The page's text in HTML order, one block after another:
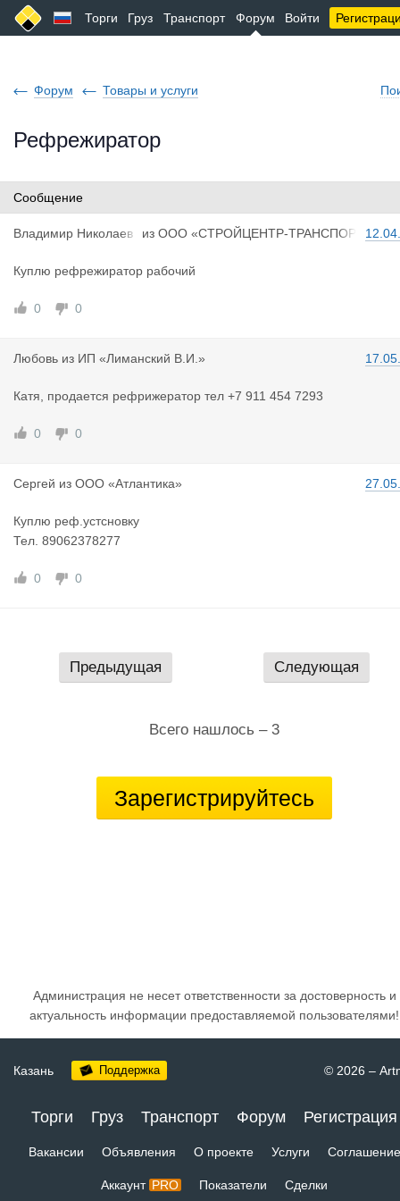
Торги Груз Транспорт Форум Войти
Форум Товары и услуги
Рефрежиратор
Сообщение
Владимир Николаев
из ООО «СТРОЙЦЕНТР-ТРАНСПОР
Куплю рефрежиратор рабочий
0 0
Любовь из ИП «Лиманский В.И.»
Катя, продается рефрижератор тел +7 911 454 7293
0 0
Сергей из ООО «Атлантика»
Куплю реф.устсновку
Тел. 89062378277
0 0
Предыдущая Следующая
Всего нашлось – 3
Зарегистрируйтесь
Администрация не несет ответственности за достоверность и
актуальность информации предоставляемой пользователями!
Казань Поддержка © 2026 –
Торги Груз Транспорт Форум Регистрация
Вакансии Объявления О проекте Услуги Соглашение
Аккаунт PRO Показатели Сделки